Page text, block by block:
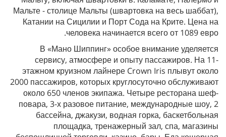
Мальте - столице Мальты (швартовка на весь шаббат),
Катании на Сицилии и Порт Сода на Крите. Цена на
человека начинается всего от 1089 евро.
В «Мано Шиппинг» особое внимание уделяется
сервису, атмосфере и опыту пассажиров. На 11-
этажном круизном лайнере Crown Iris плывут около
2000 пассажиров, которых круглосуточно обслуживают
около 650 членов экипажа. Четыре ресторана шеф-
повара, 3-х разовое питание, международные шоу, 2
бассейна, джакузи, водная горка, баскетбольная
площадка, тренажерный зал, спа, магазины